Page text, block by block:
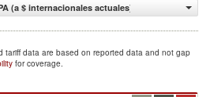
(a $ internacionales actuales)
tariff data are based on reported data and not gap
for coverage.